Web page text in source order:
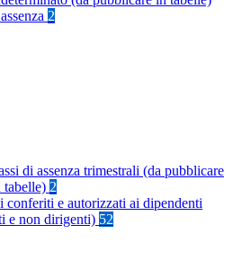
2
di assenza trimestrali (da pubblicare
tabelle) 2
conferiti e autorizzati ai dipendenti
e non dirigenti) 52